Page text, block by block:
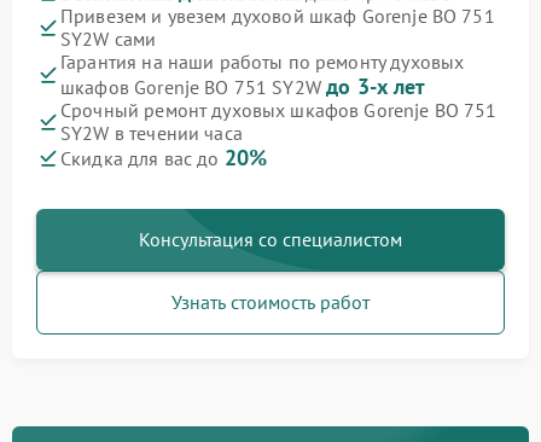
Привезем и увезем духовой шкаф Gorenje BO 751
SY2W сами
Гарантия на наши работы по ремонту духовых
шкафов Gorenje BO 751 SY2Wдо 3-х лет
Срочный ремонт духовых шкафов Gorenje BO 751
SY2W в течении часа
Скидка для вас до 20%
Консультация со специалистом
Узнать стоимость работ